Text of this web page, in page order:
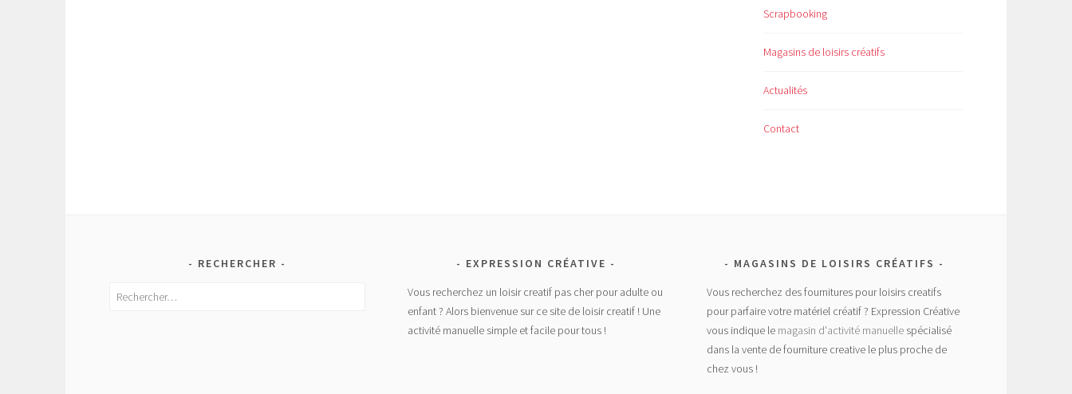
Scrapbooking
Magasins de loisirs créatifs
Actualités
Contact
RECHERCHER
Rechercher :
EXPRESSION CRÉATIVE
Vous recherchez un loisir creatif pas cher pour adulte ou
enfant ? Alors bienvenue sur ce site de loisir creatif ! Une
activité manuelle simple et facile pour tous !
MAGASINS DE LOISIRS CRÉATIFS
Vous recherchez des fournitures pour loisirs creatifs
pour parfaire votre matériel créatif ? Expression Créative
vous indique le magasin d'activité manuellespécialisé
dans la vente de fourniture creative le plus proche de
chez vous !